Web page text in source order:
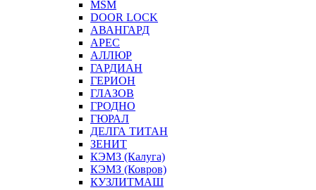
MSM
DOOR LOCK
АВАНГАРД
АРЕС
АЛЛЮР
ГАРДИАН
ГЕРИОН
ГЛАЗОВ
ГРОДНО
ГЮРАЛ
ДЕЛГА ТИТАН
ЗЕНИТ
КЭМЗ (Калуга)
КЭМЗ (Ковров)
КУЗЛИТМАШ